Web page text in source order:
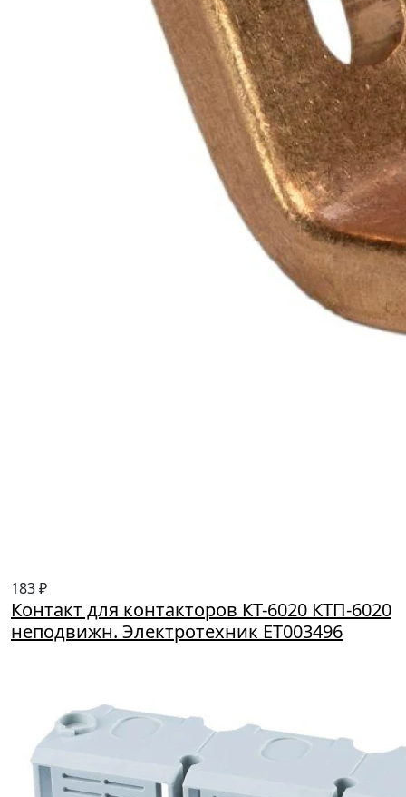
183 ₽
Контакт для контакторов КТ-6020 КТП-6020
неподвижн. Электротехник ET003496